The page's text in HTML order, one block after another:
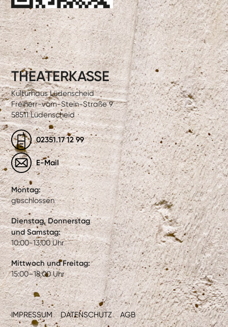
IMPRESSUM DATENSCHUTZ AGB
THEATERKASSE
Kulturhaus Lüdenscheid
Freiherr-vom-Stein-Straße 9
58511 Lüdenscheid
02351.17 12 99
E-Mail
Montag:
geschlossen
Dienstag, Donnerstag
und Samstag:
10:00-13:00 Uhr
Mittwoch und Freitag:
15:00–18:00 Uhr